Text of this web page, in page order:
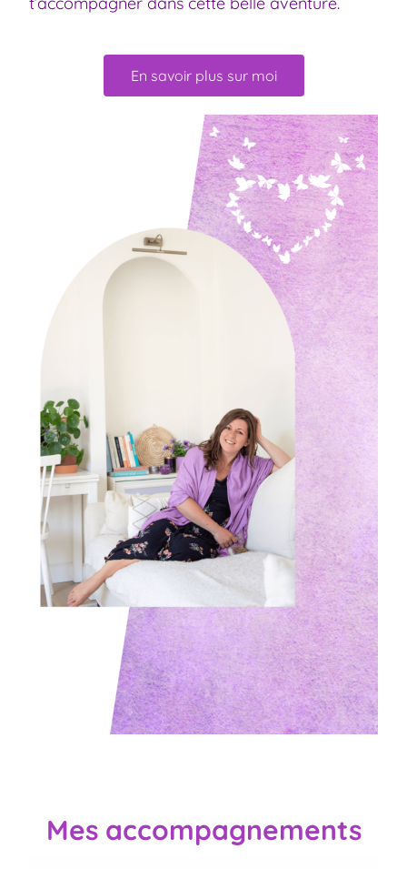
En savoir plus sur moi
Mes accompagnements